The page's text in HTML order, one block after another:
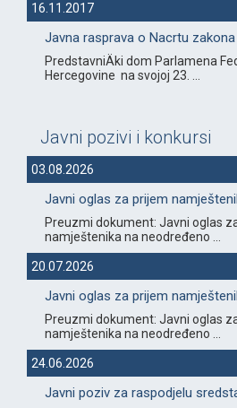
16.11.2017
Javna rasprava o Nacrtu
PredstavniÄki dom Parlamena
Hercegovine na svojoj 23. ...
Javni pozivi i konkursi
03.08.2026
Javni oglas za prijem
Preuzmi dokument: Javni oglas
namještenika na neodređeno ...
20.07.2026
Javni oglas za prijem
Preuzmi dokument: Javni oglas
namještenika na neodređeno ...
24.06.2026
Javni poziv za raspodjelu